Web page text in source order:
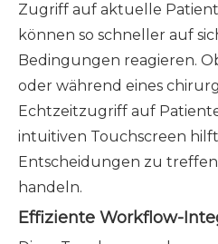
Zugriff auf aktuelle
können so schneller auf
Bedingungen reagieren.
oder während eines
Echtzeitzugriff auf
intuitiven Touchscreen
Entscheidungen zu
handeln.
Effiziente Workflow-